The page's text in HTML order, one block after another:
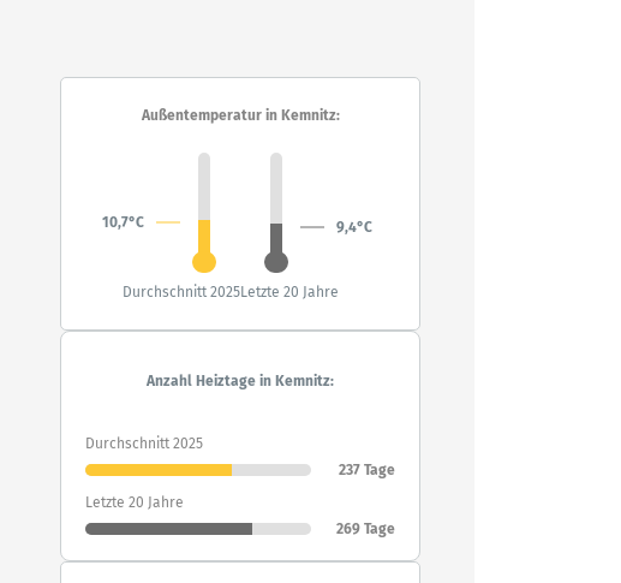
Außentemperatur in Kemnitz:
10,7°C 9,4°C
Durchschnitt 2025Letzte 20 Jahre
Anzahl Heiztage in Kemnitz:
Durchschnitt 2025
237 Tage
Letzte 20 Jahre
269 Tage